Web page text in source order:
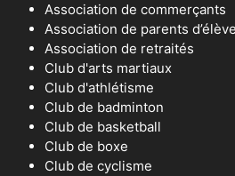
Association de commerçants
Association de parents
Association de retraités
Club d'arts martiaux
Club d'athlétisme
Club de badminton
Club de basketball
Club de boxe
Club de cyclisme